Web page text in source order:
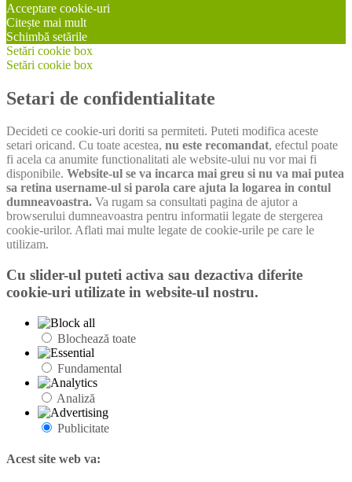
Acceptare cookie-uri
Citește mai mult
Schimbă setările
Setări cookie box
Setări cookie box
Setari de confidentialitate
Decideti ce cookie-uri doriti sa permiteti. Puteti modifica aceste
setari oricand. Cu toate acestea, nu este recomandat, efectul poate
fi acela ca anumite functionalitati ale website-ului nu vor mai fi
disponibile. Website-ul se va incarca mai greu si nu va mai putea
sa retina username-ul si parola care ajuta la logarea in contul
dumneavoastra. Va rugam sa consultati pagina de ajutor a
browserului dumneavoastra pentru informatii legate de stergerea
cookie-urilor. Aflati mai multe legate de cookie-urile pe care le
utilizam.
Cu slider-ul puteti activa sau dezactiva diferite
cookie-uri utilizate in website-ul nostru.
Blochează toate
Fundamental
Analiză
Publicitate
Acest site web va: